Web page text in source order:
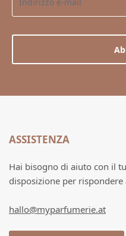
ASSISTENZA
Hai bisogno di aiuto con il
disposizione per
hallo@myparfumerie.at